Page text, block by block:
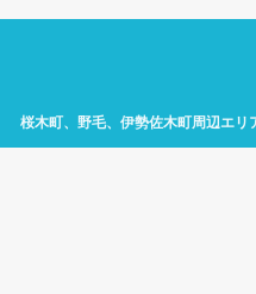
桜木町、野毛、伊勢佐木町周辺エリ